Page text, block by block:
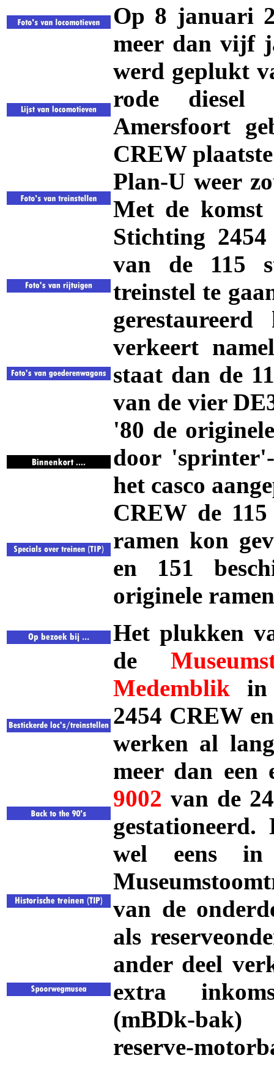
Op 8 januari
meer dan vijf
werd geplukt
rode diesel
Amersfoort
CREW
Plan-U weer
Met de komst
Stichting
van de 115
treinstel te
verkeert
staat dan de
van de vier
'80 de
door
het casco
CREW de
ramen kon
en 151
originele
Het plukken
de
Medemblik in
2454 CREW
werken al
meer dan een
9002 van de
wel eens
van de
als
ander deel
extra
(mBDk-
reserve-